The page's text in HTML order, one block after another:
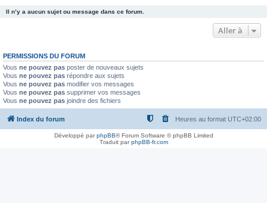
Il n’y a aucun sujet ou message dans ce forum.
Aller à
PERMISSIONS DU FORUM
Vous ne pouvez pas poster de nouveaux sujets
Vous ne pouvez pas répondre aux sujets
Vous ne pouvez pas modifier vos messages
Vous ne pouvez pas supprimer vos messages
Vous ne pouvez pas joindre des fichiers
Index du forum Heures au format UTC+02:00
Développé parphpBB® Forum Software © phpBB Limited
Traduit parphpBB-fr.com